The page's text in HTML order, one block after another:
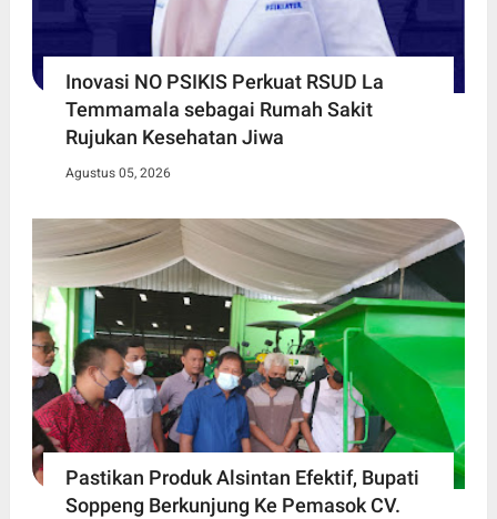
Inovasi NO PSIKIS Perkuat RSUD La
Temmamala sebagai Rumah Sakit
Rujukan Kesehatan Jiwa
Agustus 05, 2026
Pastikan Produk Alsintan Efektif, Bupati
Soppeng Berkunjung Ke Pemasok CV.